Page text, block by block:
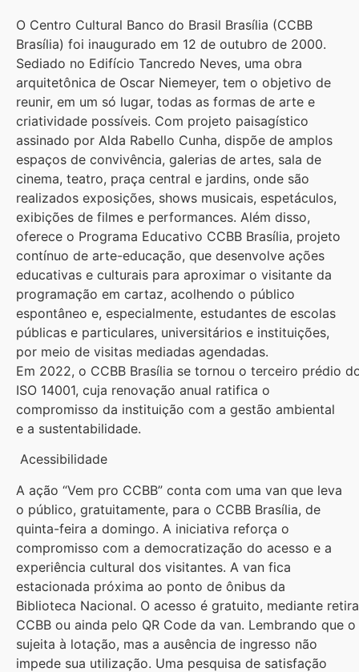
O Centro Cultural Banco do Brasil Brasília (CCBB
Brasília) foi inaugurado em 12 de outubro de 2000.
Sediado no Edifício Tancredo Neves, uma obra
arquitetônica de Oscar Niemeyer, tem o objetivo de
reunir, em um só lugar, todas as formas de arte e
criatividade possíveis. Com projeto paisagístico
assinado por Alda Rabello Cunha, dispõe de amplos
espaços de convivência, galerias de artes, sala de
cinema, teatro, praça central e jardins, onde são
realizados exposições, shows musicais, espetáculos,
exibições de filmes e performances. Além disso,
oferece o Programa Educativo CCBB Brasília, projeto
contínuo de arte-educação, que desenvolve ações
educativas e culturais para aproximar o visitante da
programação em cartaz, acolhendo o público
espontâneo e, especialmente, estudantes de escolas
públicas e particulares, universitários e instituições,
por meio de visitas mediadas agendadas.
Em 2022, o CCBB Brasília se tornou o terceiro prédio
ISO 14001, cuja renovação anual ratifica o
compromisso da instituição com a gestão ambiental
e a sustentabilidade.
Acessibilidade
A ação “Vem pro CCBB” conta com uma van que leva
o público, gratuitamente, para o CCBB Brasília, de
quinta-feira a domingo. A iniciativa reforça o
compromisso com a democratização do acesso e a
experiência cultural dos visitantes. A van fica
estacionada próxima ao ponto de ônibus da
Biblioteca Nacional. O acesso é gratuito, mediante
CCBB ou ainda pelo QR Code da van. Lembrando que
sujeita à lotação, mas a ausência de ingresso não
impede sua utilização. Uma pesquisa de satisfação